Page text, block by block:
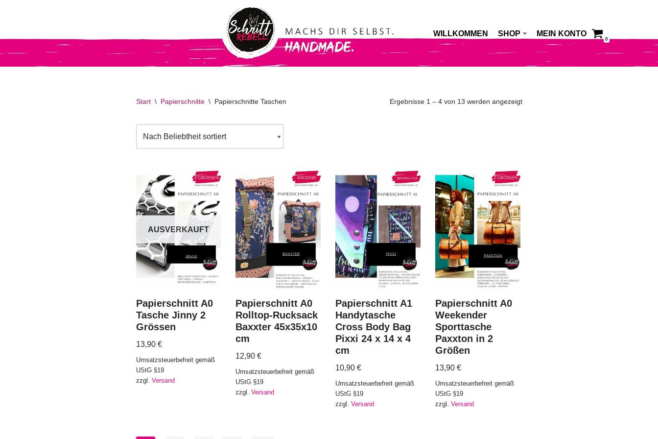
Inhalt
springen
WILLKOMMEN SHOP MEIN KONTO
0
Start \ Papierschnitte \ Papierschnitte Taschen Ergebnisse 1 – 4 von 13 werden angezeigt
AUSVERKAUFT
Papierschnitt A0
Tasche Jinny 2
Grössen
13,90 €
Umsatzsteuerbefreit gemäß
UStG §19
zzgl. Versand
Papierschnitt A0
Rolltop-Rucksack
Baxxter 45x35x10
cm
12,90€
Umsatzsteuerbefreit gemäß
UStG §19
zzgl.Versand
Papierschnitt A1
Handytasche
Cross Body Bag
Pixxi 24 x 14 x 4
cm
10,90€
Umsatzsteuerbefreit gemäß
UStG §19
zzgl.Versand
Papierschnitt A0
Weekender
Sporttasche
Paxxton in 2
Größen
13,90€
Umsatzsteuerbefreit gemäß
UStG §19
zzgl.Versand